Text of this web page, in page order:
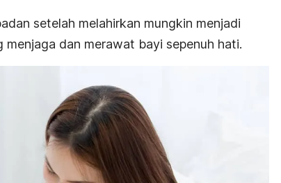
setelah melahirkan mungkin menjadi
dan merawat bayi sepenuh hati.